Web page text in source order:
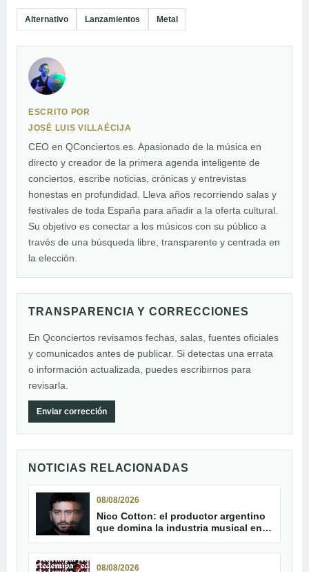
Alternativo Lanzamientos Metal
ESCRITO POR
JOSÉ LUIS VILLAÉCIJA
CEO en QConciertos.es. Apasionado de la música en
directo y creador de la primera agenda inteligente de
conciertos, escribe noticias, crónicas y entrevistas
honestas en profundidad. Lleva años recorriendo salas y
festivales de toda España para añadir a la oferta cultural.
Su objetivo es conectar a los músicos con su público a
través de una búsqueda libre, transparente y centrada en
la elección.
TRANSPARENCIA Y CORRECCIONES
En Qconciertos revisamos fechas, salas, fuentes oficiales
y comunicados antes de publicar. Si detectas una errata
o información actualizada, puedes escribirnos para
revisarla.
Enviar corrección
NOTICIAS RELACIONADAS
08/08/2026
Nico Cotton: el productor argentino
que domina la industria musical en
08/08/2026